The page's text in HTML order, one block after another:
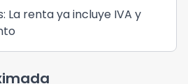
: La renta ya incluye IVA y